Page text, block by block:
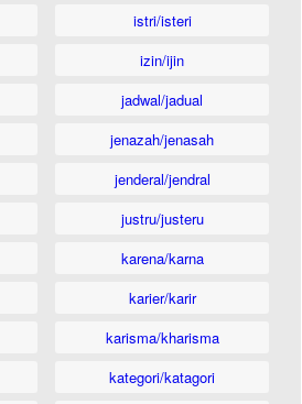
istri/isteri
izin/ijin
jadwal/jadual
jenazah/jenasah
jenderal/jendral
justru/justeru
karena/karna
karier/karir
karisma/kharisma
kategori/katagori